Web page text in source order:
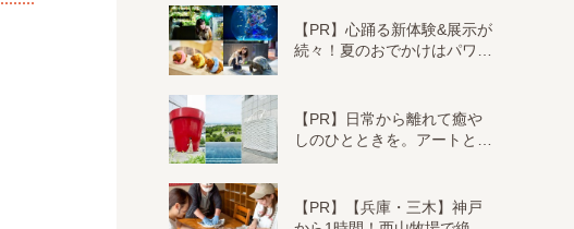
【PR】心踊る新体験&展示が
続々！夏のおでかけはパワ…
【PR】日常から離れて癒や
しのひとときを。アートと…
【PR】【兵庫・三木】神戸